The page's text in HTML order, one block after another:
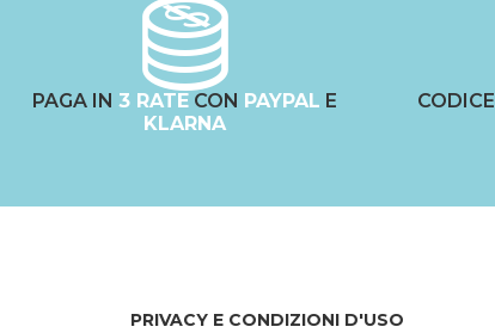
PAGA IN 3 RATE CON PAYPAL E
KLARNA
CODICE
PRIVACY E CONDIZIONI D'USO